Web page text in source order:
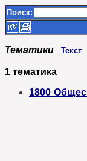
Поиск:
Тематики Текст
1 тематика
1800